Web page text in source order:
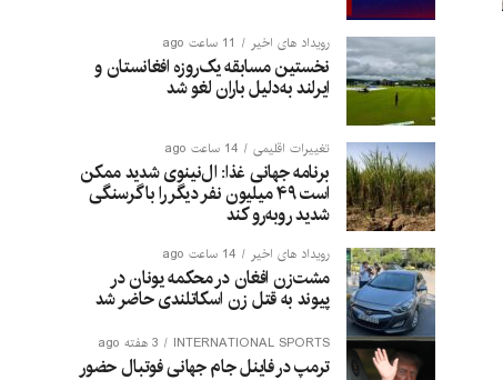
رویداد های اخیر 11 ساعت ago
نخستین مسابقه یک‌روزه افغانستان و
ایرلند به‌دلیل باران لغو شد
تغییرات اقلیمی 14 ساعت ago
برنامه جهانی غذا: ال‌نینوی شدید ممکن
است ۴۹ میلیون نفر دیگر را با گرسنگی
شدید روبه‌رو کند
رویداد های اخیر 14 ساعت ago
مشت‌زن افغان در محکمه یونان در
پیوند به قتل زن اسکاتلندی حاضر شد
INTERNATIONAL SPORTS 3 هفته ago
ترمپ در فاینل جام جهانی فوتبال حضور